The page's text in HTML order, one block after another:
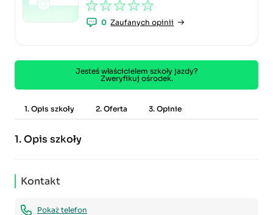
0 Zaufanych opinii
Jesteś właścicielem szkoły jazdy?
Zweryfikuj ośrodek.
1. Opis szkoły 2. Oferta 3. Opinie
1.Opis szkoły
Kontakt
Pokaż telefon